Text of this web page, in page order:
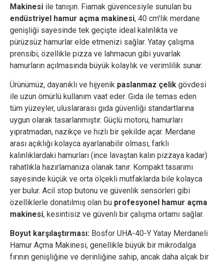
Makinesi ile tanışın. Fiamak güvencesiyle sunulan bu
endüstriyel hamur açma makinesi, 40 cm'lik merdane
genişliği sayesinde tek geçişte ideal kalınlıkta ve
pürüzsüz hamurlar elde etmenizi sağlar. Yatay çalışma
prensibi, özellikle pizza ve lahmacun gibi yuvarlak
hamurların açılmasında büyük kolaylık ve verimlilik sunar.
Ürünümüz, dayanıklı ve hijyenik paslanmaz çelik gövdesi
ile uzun ömürlü kullanım vaat eder. Gıda ile temas eden
tüm yüzeyler, uluslararası gıda güvenliği standartlarına
uygun olarak tasarlanmıştır. Güçlü motoru, hamurları
yıpratmadan, nazikçe ve hızlı bir şekilde açar. Merdane
arası açıklığı kolayca ayarlanabilir olması, farklı
kalınlıklardaki hamurları (ince lavaştan kalın pizzaya kadar)
rahatlıkla hazırlamanıza olanak tanır. Kompakt tasarımı
sayesinde küçük ve orta ölçekli mutfaklarda bile kolayca
yer bulur. Acil stop butonu ve güvenlik sensörleri gibi
özelliklerle donatılmış olan bu profesyonel hamur açma
makinesi, kesintisiz ve güvenli bir çalışma ortamı sağlar.
Boyut karşılaştırması: Bosfor UHA-40-Y Yatay Merdaneli
Hamur Açma Makinesi, genellikle büyük bir mikrodalga
fırının genişliğine ve derinliğine sahip, ancak daha alçak bir